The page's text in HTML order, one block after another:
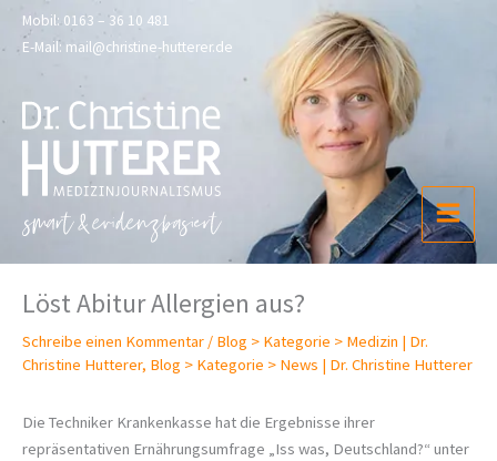
Zum
Inhalt
Mobil: 0163 – 36 10 481
E-Mail: mail@christine-hutterer.de
Löst Abitur Allergien aus?
Schreibe einen Kommentar / Blog > Kategorie > Medizin | Dr.
Christine Hutterer, Blog > Kategorie > News | Dr. Christine Hutterer
Die Techniker Krankenkasse hat die Ergebnisse ihrer
repräsentativen Ernährungsumfrage „Iss was, Deutschland?“ unter